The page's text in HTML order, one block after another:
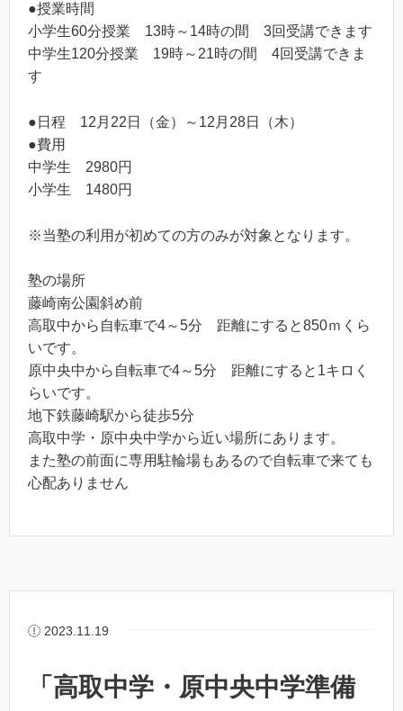
●授業時間
小学生60分授業 13時～14時の間 3回受講できます
中学生120分授業 19時～21時の間 4回受講できま
す
●日程 12月22日（金）～12月28日（木）
●費用
中学生 2980円
小学生 1480円
※当塾の利用が初めての方のみが対象となります。
塾の場所
藤崎南公園斜め前
高取中から自転車で4～5分 距離にすると850ｍくら
いです。
原中央中から自転車で4～5分 距離にすると1キロく
らいです。
地下鉄藤崎駅から徒歩5分
高取中学・原中央中学から近い場所にあります。
また塾の前面に専用駐輪場もあるので自転車で来ても
心配ありません
2023.11.19
「高取中学・原中央中学準備